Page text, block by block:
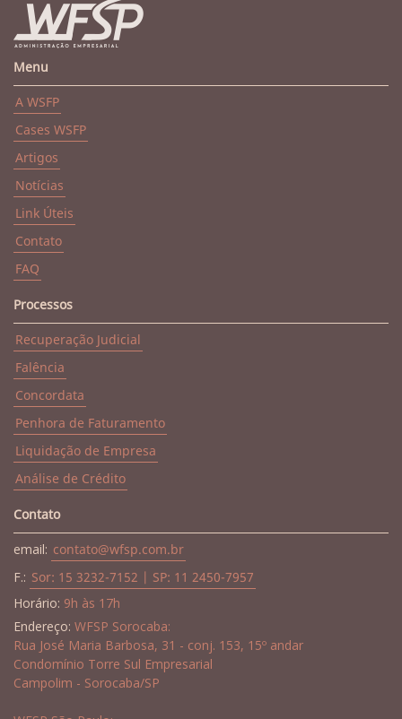
Menu
A WSFP
Cases WSFP
Artigos
Notícias
Link Úteis
Contato
FAQ
Processos
Recuperação Judicial
Falência
Concordata
Penhora de Faturamento
Liquidação de Empresa
Análise de Crédito
Contato
email: contato@wfsp.com.br
F.: Sor: 15 3232-7152 | SP: 11 2450-7957
Horário: 9h às 17h
Endereço: WFSP Sorocaba:
Rua José Maria Barbosa, 31 - conj. 153, 15º andar
Condomínio Torre Sul Empresarial
Campolim - Sorocaba/SP